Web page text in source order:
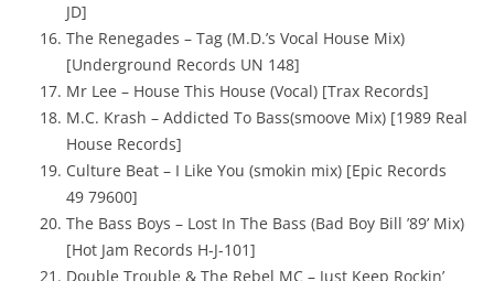
JD]
The Renegades – Tag (M.D.’s Vocal House Mix)
[Underground Records UN 148]
Mr Lee – House This House (Vocal) [Trax Records]
M.C. Krash – Addicted To Bass(smoove Mix) [1989 Real
House Records]
Culture Beat – I Like You (smokin mix) [Epic Records
49 79600]
The Bass Boys – Lost In The Bass (Bad Boy Bill ’89’ Mix)
[Hot Jam Records H-J-101]
Double Trouble & The Rebel MC – Just Keep Rockin’